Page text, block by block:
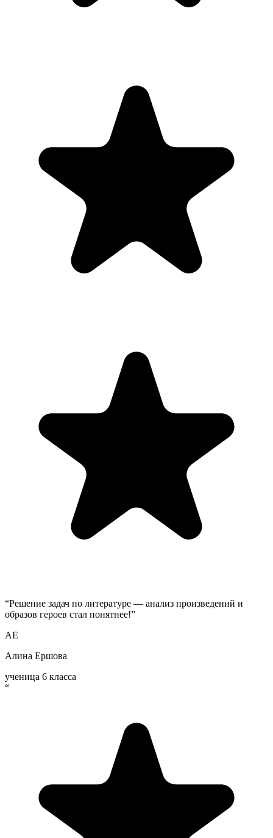
“Решение задач по литературе — анализ произведений и
образов героев стал понятнее!”
АЕ
Алина Ершова
ученица 6 класса
“